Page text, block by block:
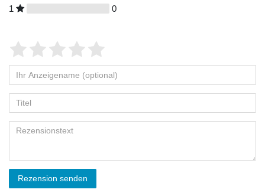
1
0
Rezension senden